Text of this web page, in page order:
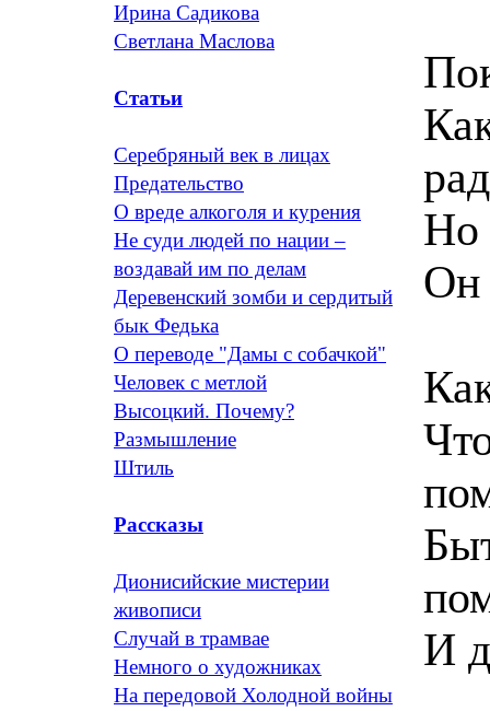
Ирина Садикова
Светлана Маслова
Статьи
Серебряный век в лицах
Предательство
О вреде алкоголя и курения
Не суди людей по нации –
воздавай им по делам
Деревенский зомби и сердитый
бык Федька
О переводе "Дамы с собачкой"
Человек с метлой
Высоцкий. Почему?
Размышление
Штиль
Рассказы
Дионисийские мистерии
живописи
Случай в трамвае
Немного о художниках
На передовой Холодной войны
Но
Он
И